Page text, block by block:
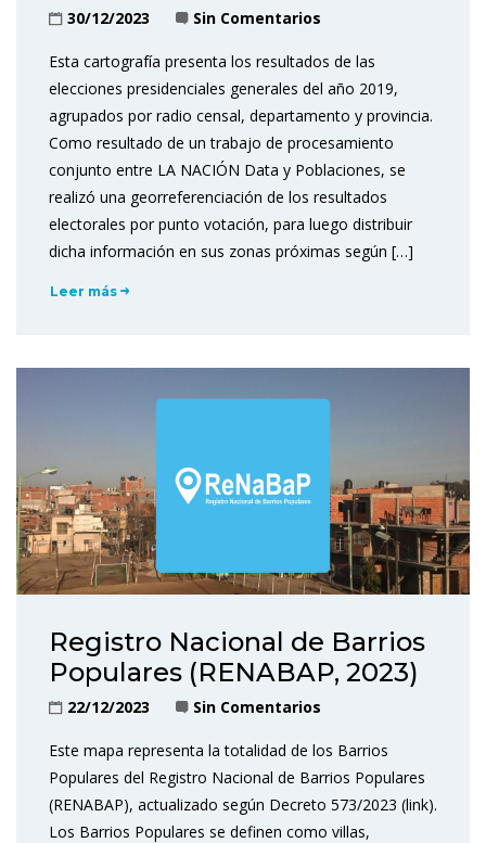
30/12/2023 Sin Comentarios
Esta cartografía presenta los resultados de las
elecciones presidenciales generales del año 2019,
agrupados por radio censal, departamento y provincia.
Como resultado de un trabajo de procesamiento
conjunto entre LA NACIÓN Data y Poblaciones, se
realizó una georreferenciación de los resultados
electorales por punto votación, para luego distribuir
dicha información en sus zonas próximas según […]
Leer más
Registro Nacional de Barrios
Populares (RENABAP, 2023)
22/12/2023 Sin Comentarios
Este mapa representa la totalidad de los Barrios
Populares del Registro Nacional de Barrios Populares
(RENABAP), actualizado según Decreto 573/2023 (link).
Los Barrios Populares se definen como villas,